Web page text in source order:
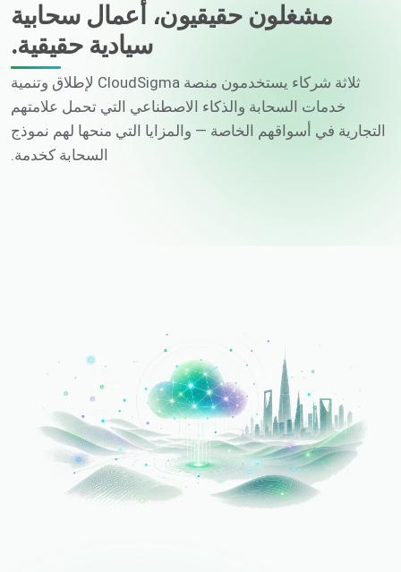
مشغلون حقيقيون، أعمال سحابية
سيادية حقيقية.
ثلاثة شركاء يستخدمون منصة CloudSigma لإطلاق وتنمية
خدمات السحابة والذكاء الاصطناعي التي تحمل علامتهم
التجارية في أسواقهم الخاصة — والمزايا التي منحها لهم نموذج
السحابة كخدمة.